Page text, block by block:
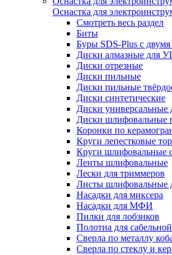
Оснастка для
Смотреть весь раздел
Биты
Буры SDS-Plus c
Диски алмазные для
Диски отрезные
Диски пильные
Диски пильные
Диски синтетические
Диски
Диски
Коронки по
Круги лепестковые
Круги шлифовальные
Ленты шлифовальные
Лески для триммеров
Листы
Насадки для миксера
Насадки для МФИ
Пилки для лобзиков
Полотна для
Сверла по металлу
Сверла по стеклу и